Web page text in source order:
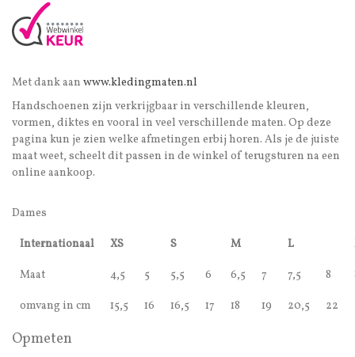
Met dank aan www.kledingmaten.nl
Handschoenen zijn verkrijgbaar in verschillende kleuren,
vormen, diktes en vooral in veel verschillende maten. Op deze
pagina kun je zien welke afmetingen erbij horen. Als je de juiste
maat weet, scheelt dit passen in de winkel of terugsturen na een
online aankoop.
Dames
Internationaal XS S M L
Maat 4,5 5 5,5 6 6,5 7 7,5 8
omvang in cm 15,5 16 16,5 17 18 19 20,5 22
Opmeten